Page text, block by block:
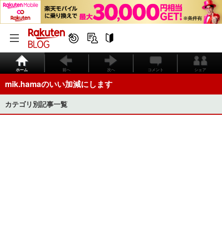
ホーム 前へ 次へ コメント シェア
mik.hamaのいい加減にします
カテゴリ別記事一覧